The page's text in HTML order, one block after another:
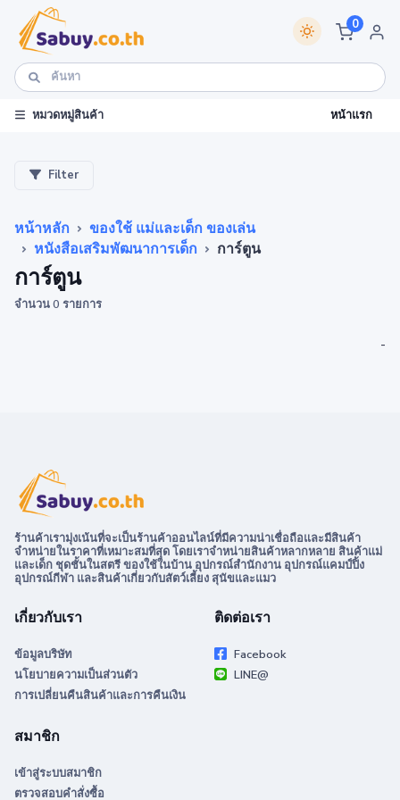
0
หมวดหมู่สินค้า หน้าแรก
Filter
หน้าหลัก
ของใช้ แม่และเด็ก ของเล่น
หนังสือเสริมพัฒนาการเด็ก
การ์ตูน
การ์ตูน
จำนวน 0 รายการ
-
ร้านค้าเรามุ่งเน้นที่จะเป็นร้านค้าออนไลน์ที่มีความน่าเชื่อถือและมีสินค้า
จำหน่ายในราคาที่เหมาะสมที่สุด โดยเราจำหน่ายสินค้าหลากหลาย สินค้าแม่
และเด็ก ชุดชั้นในสตรี ของใช้ในบ้าน อุปกรณ์สำนักงาน อุปกรณ์แคมป์ปิ้ง
อุปกรณ์กีฬา และสินค้าเกี่ยวกับสัตว์เลี้ยง สุนัขและแมว
เกี่ยวกับเรา
ข้อมูลบริษัท
นโยบายความเป็นส่วนตัว
การเปลี่ยนคืนสินค้าและการคืนเงิน
ติดต่อเรา
Facebook
LINE@
สมาชิก
เข้าสู่ระบบสมาชิก
ตรวจสอบคำสั่งซื้อ